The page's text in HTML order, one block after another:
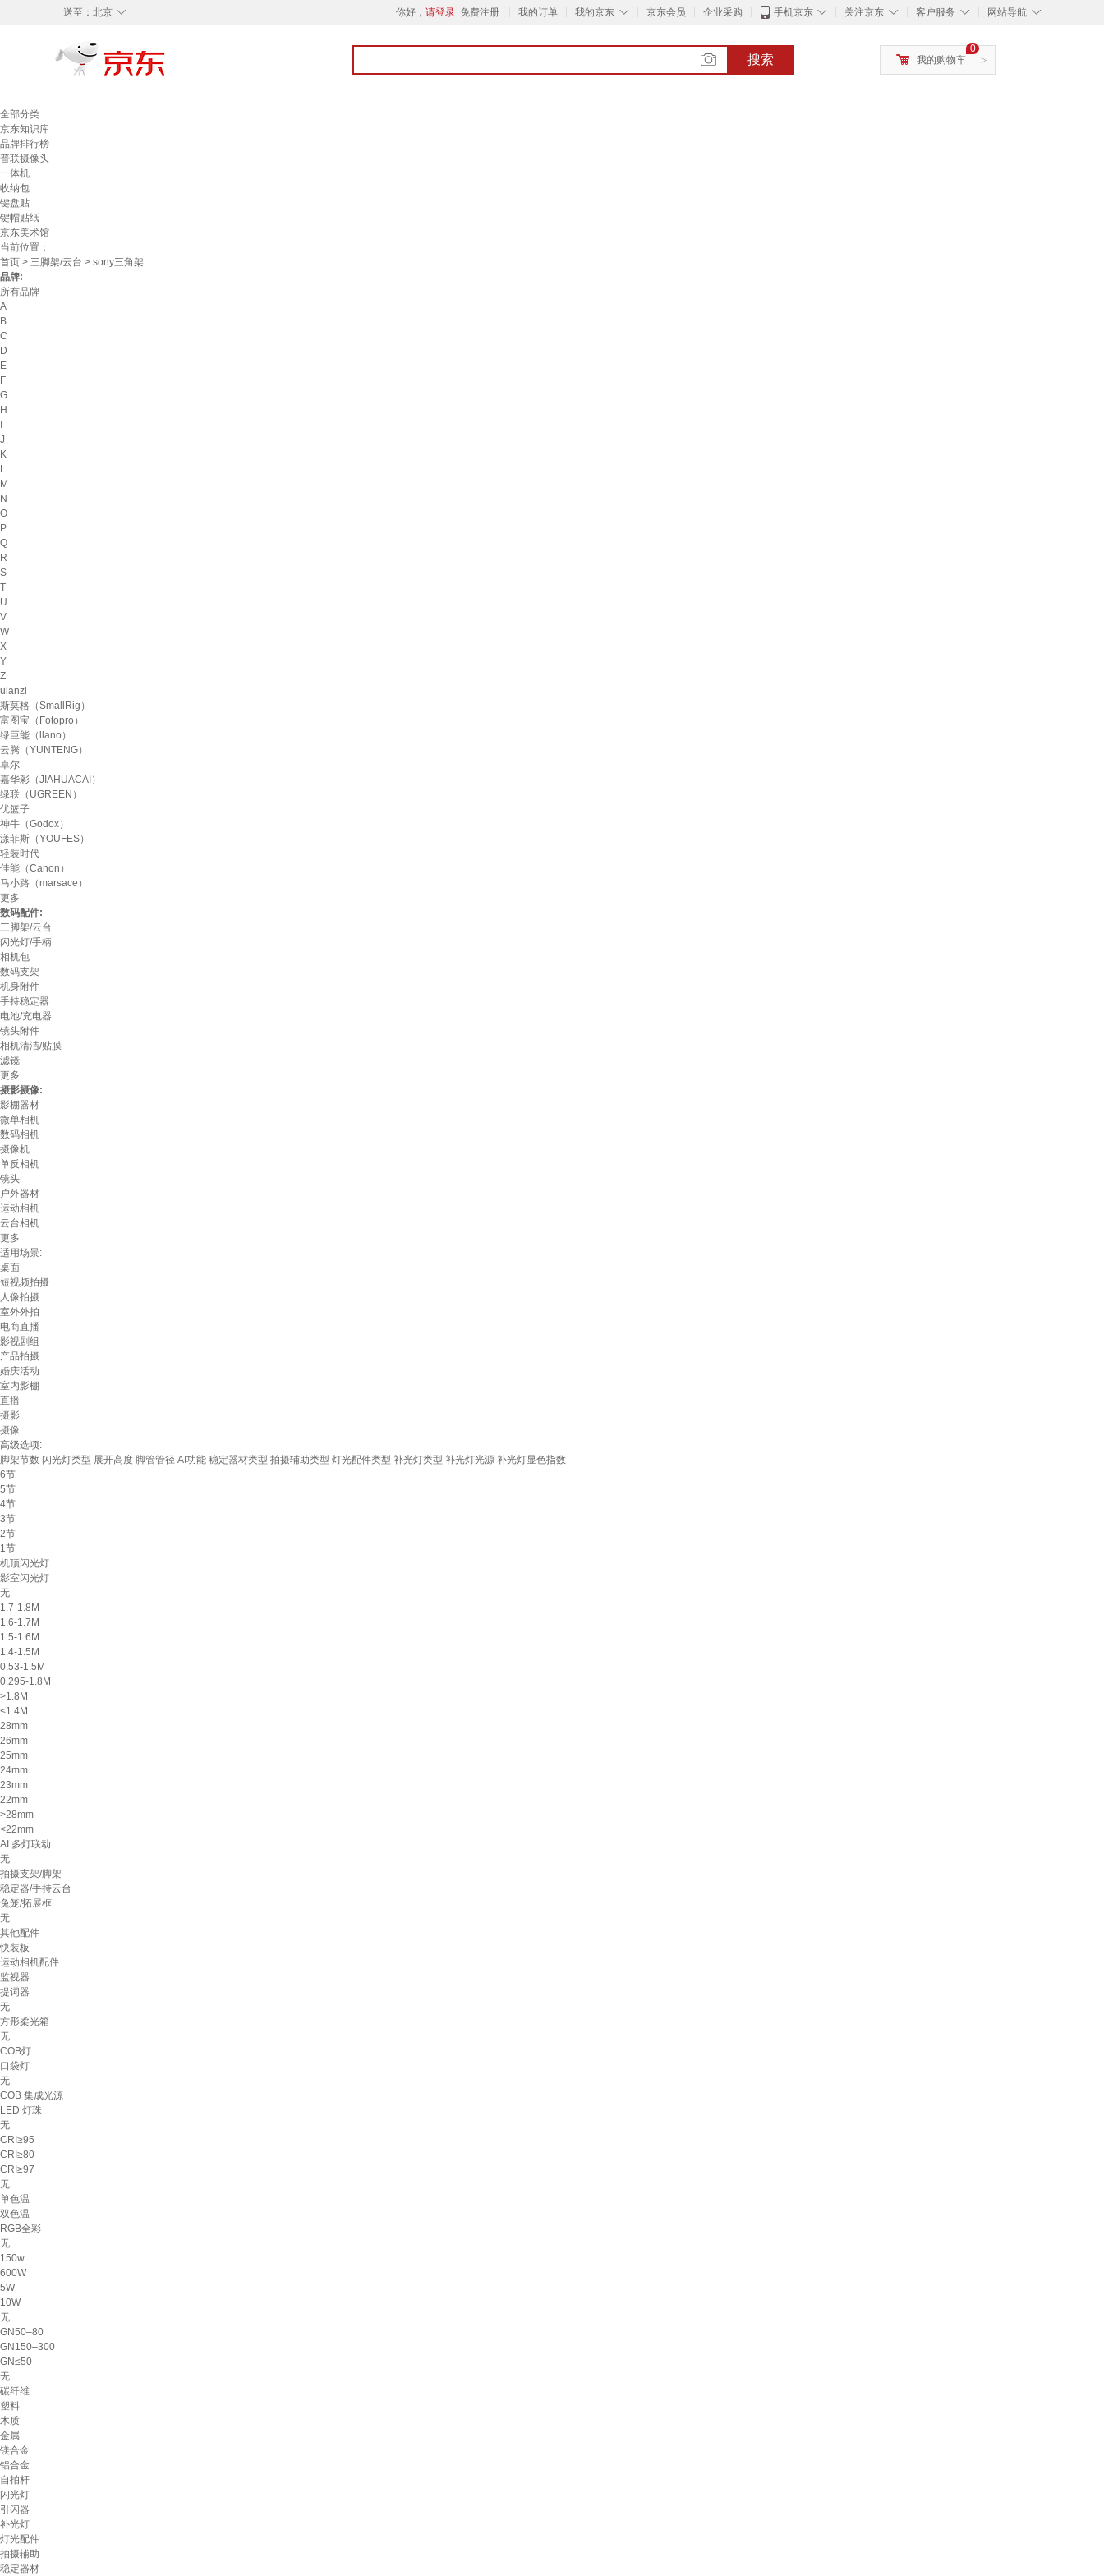
◇
送至： 北京 你好， 请登录 免费注册 我的订单 ◇
我的京东 京东会员 企业采购 ◇
手机京东 ◇
关注京东 ◇
客户服务 ◇
网站导航
搜索 >
0
我的购物车
全部分类
京东知识库
品牌排行榜
普联摄像头
一体机
收纳包
键盘贴
键帽贴纸
京东美术馆
当前位置：
首页 > 三脚架/云台 > sony三角架
品牌:
所有品牌
A
B
C
D
E
F
G
H
J
K
L
M
N
O
P
Q
R
S
T
U
V
W
X
Y
Z
ulanzi
斯莫格（SmallRig）
富图宝（Fotopro）
绿巨能（llano）
云腾（YUNTENG）
卓尔
嘉华彩（JIAHUACAI）
绿联（UGREEN）
优篮子
神牛（Godox）
漾菲斯（YOUFES）
轻装时代
佳能（Canon）
马小路（marsace）
更多
数码配件:
三脚架/云台
闪光灯/手柄
相机包
数码支架
机身附件
手持稳定器
电池/充电器
镜头附件
相机清洁/贴膜
滤镜
更多
摄影摄像:
影棚器材
微单相机
数码相机
摄像机
单反相机
镜头
户外器材
运动相机
云台相机
更多
适用场景:
桌面
短视频拍摄
人像拍摄
室外外拍
电商直播
影视剧组
产品拍摄
婚庆活动
室内影棚
直播
摄影
摄像
高级选项:
脚架节数 闪光灯类型 展开高度 脚管管径 AI功能 稳定器材类型 拍摄辅助类型 灯光配件类型 补光灯类型 补光灯光源 补光灯显色指数
6节
5节
4节
3节
2节
1节
机顶闪光灯
影室闪光灯
无
1.7-1.8M
1.6-1.7M
1.5-1.6M
1.4-1.5M
0.53-1.5M
0.295-1.8M
>1.8M
<1.4M
28mm
26mm
25mm
24mm
23mm
22mm
>28mm
<22mm
AI 多灯联动
无
拍摄支架/脚架
稳定器/手持云台
兔笼/拓展框
无
其他配件
快装板
运动相机配件
监视器
提词器
无
方形柔光箱
无
COB灯
口袋灯
无
COB 集成光源
LED 灯珠
无
CRI≥95
CRI≥80
CRI≥97
无
单色温
双色温
RGB全彩
无
150w
600W
5W
10W
无
GN50–80
GN150–300
GN≤50
无
碳纤维
塑料
木质
金属
镁合金
铝合金
自拍杆
闪光灯
引闪器
补光灯
灯光配件
拍摄辅助
稳定器材